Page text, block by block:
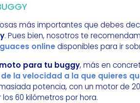
más importantes que debes
. Pues bien, nosotros te
onlinedisponibles para ir
para tu buggy, más en
la velocidad a la que quieres
potencia, con un motor de
60 kilómetros por hora.